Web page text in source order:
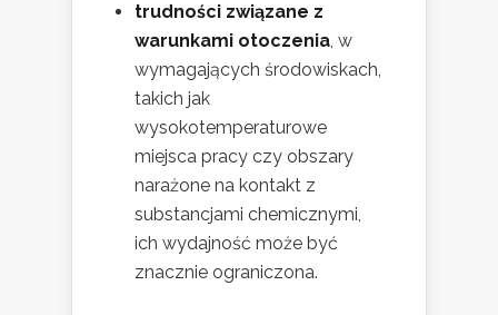
trudności związane z
warunkami otoczenia, w
wymagających środowiskach,
takich jak
wysokotemperaturowe
miejsca pracy czy obszary
narażone na kontakt z
substancjami chemicznymi,
ich wydajność może być
znacznie ograniczona.